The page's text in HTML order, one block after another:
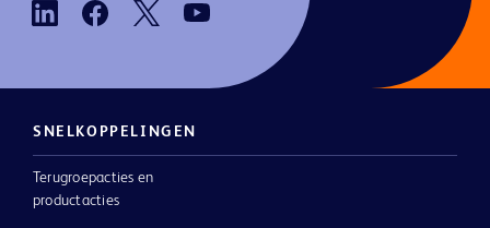
SNELKOPPELINGEN
Terugroepacties en
productacties